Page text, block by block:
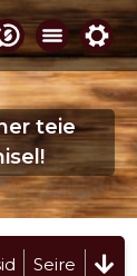
teie
Seire